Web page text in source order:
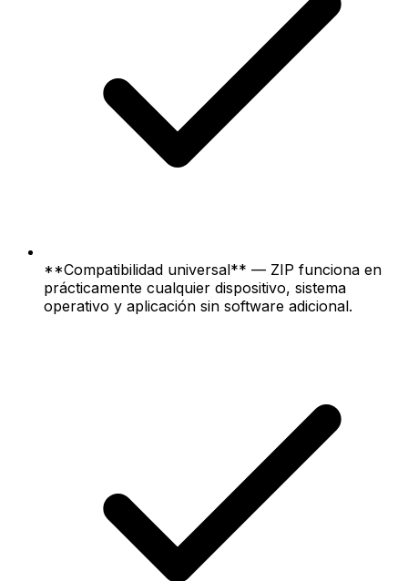
**Compatibilidad universal** — ZIP funciona en
prácticamente cualquier dispositivo, sistema
operativo y aplicación sin software adicional.